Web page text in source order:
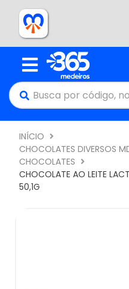
INÍCIO
CHOCOLATES DIVERSOS
CHOCOLATES
CHOCOLATE AO LEITE
50,1G